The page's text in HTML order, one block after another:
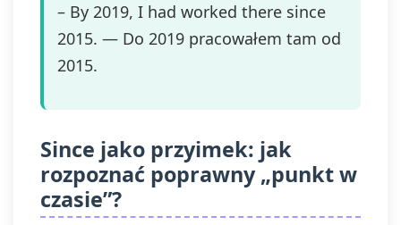
– By 2019, I had worked there since
2015. — Do 2019 pracowałem tam od
2015.
Since jako przyimek: jak
rozpoznać poprawny „punkt w
czasie”?